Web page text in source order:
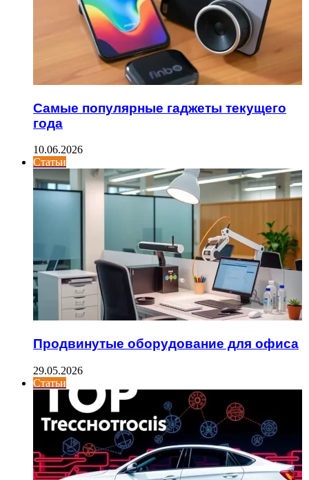
Самые популярные гаджеты текущего
года
10.06.2026
Статьи
Продвинутые оборудование для офиса
29.05.2026
Статьи